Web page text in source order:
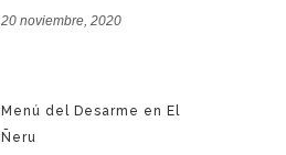
20 noviembre, 2020
Menú del Desarme en El
Ñeru